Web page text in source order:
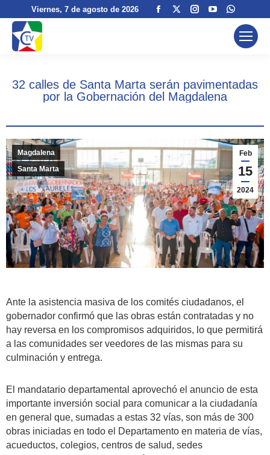
Viernes, 7 de agosto de 2026
Facebook
windowwindow
Instagram
window
YouTube
opens
window
page
opens
window
32 calles de Santa Marta serán pavimentadas
por la Gobernación del Magdalena
Feb
15
2024
Magdalena
Santa Marta
Ante la asistencia masiva de los comités ciudadanos, el
gobernador confirmó que las obras están contratadas y no
hay reversa en los compromisos adquiridos, lo que permitirá
a las comunidades ser veedores de las mismas para su
culminación y entrega.
El mandatario departamental aprovechó el anuncio de esta
importante inversión social para comunicar a la ciudadanía
en general que, sumadas a estas 32 vías, son más de 300
obras iniciadas en todo el Departamento en materia de vías,
acueductos, colegios, centros de salud, sedes